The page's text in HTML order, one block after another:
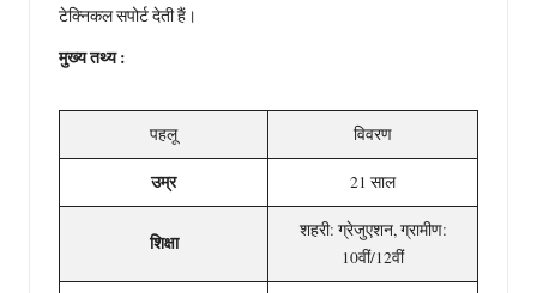
टेक्निकल सपोर्ट देती हैं।
मुख्य तथ्य :
पहलू विवरण
उम्र 21 साल
शिक्षा
शहरी: ग्रेजुएशन, ग्रामीण:
10वीं/12वीं